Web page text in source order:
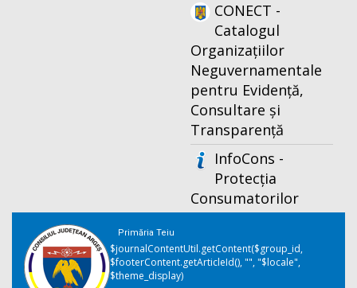
CONECT -
Catalogul
Organizațiilor
Neguvernamentale
pentru Evidență,
Consultare și
Transparență
InfoCons -
Protecția
Consumatorilor
Primăria Teiu
$journalContentUtil.getContent($group_id,
$footerContent.getArticleId(), "", "$locale",
$theme_display)